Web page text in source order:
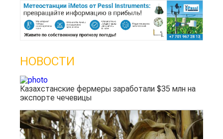
НОВОСТИ
Казахстанские фермеры заработали $35 млн на
экспорте чечевицы